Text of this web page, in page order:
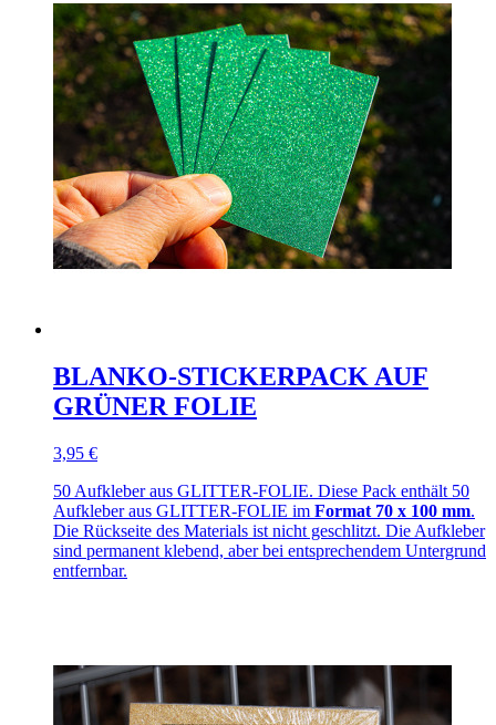
BLANKO-STICKERPACK AUF
GRÜNER FOLIE
3,95 €
50 Aufkleber aus GLITTER-FOLIE. Diese Pack enthält 50
Aufkleber aus GLITTER-FOLIE im Format 70 x 100 mm.
Die Rückseite des Materials ist nicht geschlitzt. Die Aufkleber
sind permanent klebend, aber bei entsprechendem Untergrund
entfernbar.